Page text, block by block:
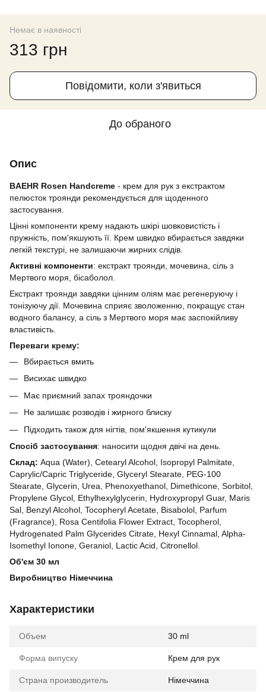
Немає в наявності
313 грн
Повідомити, коли з'явиться
До обраного
Опис
BAEHR Rosen Handcreme - крем для рук з екстрактом
пелюсток троянди рекомендується для щоденного
застосування.
Цінні компоненти крему надають шкірі шовковистість і
пружність, пом'якшують її. Крем швидко вбирається завдяки
легкій текстурі, не залишаючи жирних слідів.
Активні компоненти: екстракт троянди, мочевина, сіль з
Мертвого моря, бісаболол.
Екстракт троянди завдяки цінним оліям має регенеруючу і
тонізуючу дії. Мочевина сприяє зволоженню, покращує стан
водного балансу, а сіль з Мертвого моря має заспокійливу
властивість.
Переваги крему:
Вбирається вмить
Висихає швидко
Має приємний запах трояндочки
Не залишає розводів і жирного блиску
Підходить також для нігтів, пом'якшення кутикули
Спосіб застосування: наносити щодня двічі на день.
Склад: Aqua (Water), Cetearyl Alcohol, Isopropyl Palmitate,
Caprylic/Capric Triglyceride, Glyceryl Stearate, PEG-100
Stearate, Glycerin, Urea, Phenoxyethanol, Dimethicone, Sorbitol,
Propylene Glycol, Ethylhexylglycerin, Hydroxypropyl Guar, Maris
Sal, Benzyl Alcohol, Tocopheryl Acetate, Bisabolol, Parfum
(Fragrance), Rosa Centifolia Flower Extract, Tocopherol,
Hydrogenated Palm Glycerides Citrate, Hexyl Cinnamal, Alpha-
Isomethyl Ionone, Geraniol, Lactic Acid, Citronellol.
Об'єм 30 мл
Виробництво Німеччина
Характеристики
Объем 30 ml
Форма випуску Крем для рук
Страна производитель Німеччина